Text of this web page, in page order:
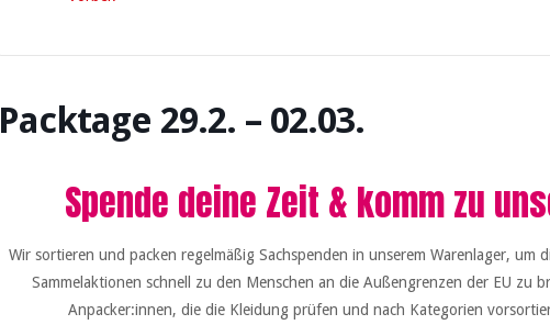
Packtage 29.2. – 02.03.
Spende deine Zeit & komm zu
Wir sortieren und packen regelmäßig Sachspenden in unserem Warenlager,
Sammelaktionen schnell zu den Menschen an die Außengrenzen der EU zu
Anpacker:innen, die die Kleidung prüfen und nach Kategorien